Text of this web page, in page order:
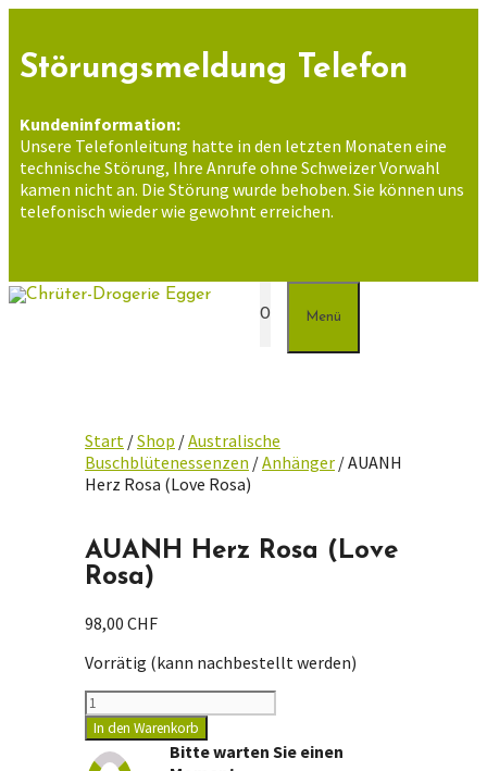
springen
Störungsmeldung Telefon
Kundeninformation:
Unsere Telefonleitung hatte in den letzten Monaten eine
technische Störung, Ihre Anrufe ohne Schweizer Vorwahl
kamen nicht an. Die Störung wurde behoben. Sie können uns
telefonisch wieder wie gewohnt erreichen.
0 Menü
Start /Shop /Australische
Buschblütenessenzen /Anhänger / AUANH
Herz Rosa (Love Rosa)
AUANH Herz Rosa (Love
Rosa)
98,00 CHF
Vorrätig (kann nachbestellt werden)
AUANH
Herz
Rosa
(Love
In den Warenkorb
Bitte warten Sie einen